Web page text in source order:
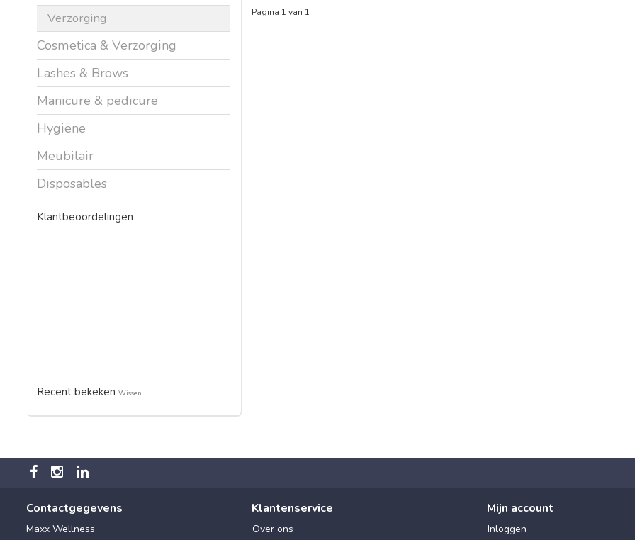
Verzorging
Cosmetica & Verzorging
Lashes & Brows
Manicure & pedicure
Hygiëne
Meubilair
Disposables
Klantbeoordelingen
Recent bekeken Wissen
Pagina 1 van 1
Contactgegevens
Maxx Wellness
Klantenservice
Over ons
Mijn account
Inloggen